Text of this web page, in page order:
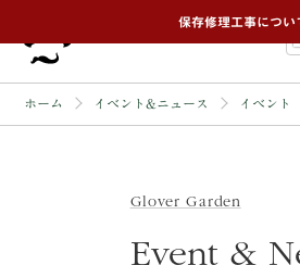
保存修理工事につい
ホーム イベント&ニュース イベント
Glover Garden
Event &